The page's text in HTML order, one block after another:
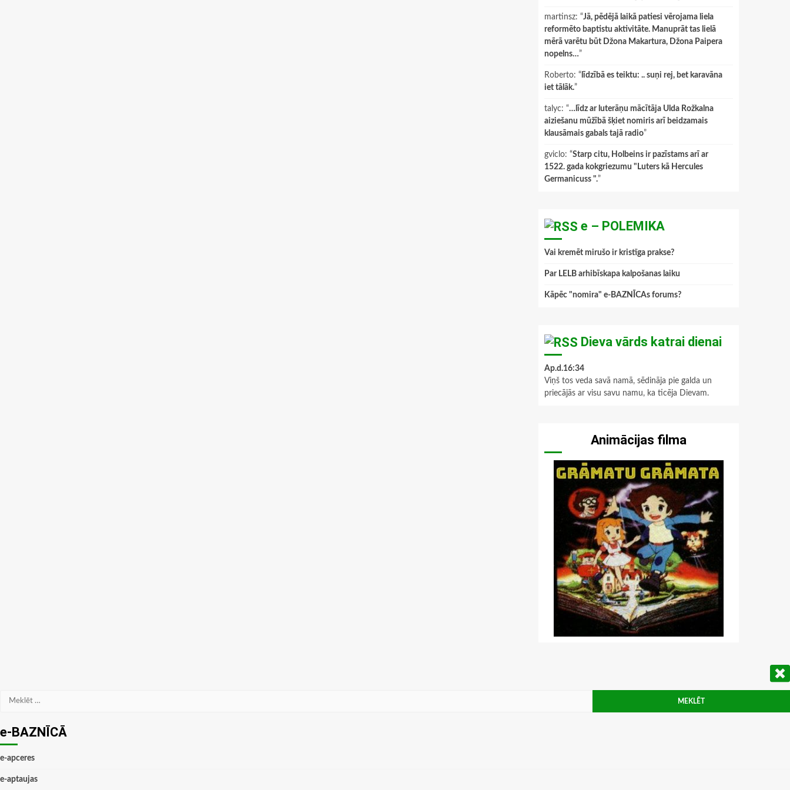
martinsz: “Jā, pēdējā laikā patiesi vērojama liela
reformēto baptistu aktivitāte. Manuprāt tas lielā
mērā varētu būt Džona Makartura, Džona Paipera
nopelns…”
Roberto: “ līdzībā es teiktu: .. suņi rej, bet karavāna
iet tālāk.”
talyc: “…līdz ar luterāņu mācītāja Ulda Rožkalna
aiziešanu mūžībā šķiet nomiris arī beidzamais
klausāmais gabals tajā radio”
gviclo: “Starp citu, Holbeins ir pazīstams arī ar
1522. gada kokgriezumu "Luters kā Hercules
Germanicuss ".”
e – POLEMIKA
Vai kremēt mirušo ir kristīga prakse?
Par LELB arhibīskapa kalpošanas laiku
Kāpēc "nomira" e-BAZNĪCAs forums?
Dieva vārds katrai dienai
Ap.d.16:34
Viņš tos veda savā namā, sēdināja pie galda un
priecājās ar visu savu namu, ka ticēja Dievam.
Animācijas filma
Meklēt:
e-BAZNĪCĀ
e-apceres
e-aptaujas